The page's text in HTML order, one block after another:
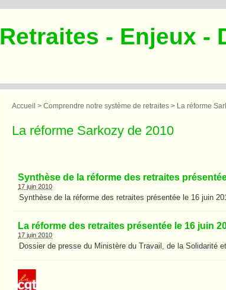
Retraites - Enjeux -
Accueil > Comprendre notre système de retraites> La réforme
La réforme Sarkozy de 2010
Synthèse de la réforme des retraites
17 juin 2010
Synthèse de la réforme des retraites présentée le 16 juin
La réforme des retraites présentée le 16 juin
17 juin 2010
Dossier de presse du Ministère du Travail, de la Solidarité